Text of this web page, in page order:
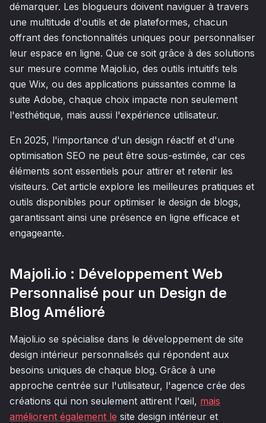
démarquer. Les blogueurs doivent naviguer à travers
une multitude d'outils et de plateformes, chacun
offrant des fonctionnalités uniques pour personnaliser
leur espace en ligne. Que ce soit grâce à des solutions
sur mesure comme Majoli.io, des outils intuitifs tels
que Wix, ou des applications puissantes comme la
suite Adobe, chaque choix impacte non seulement
l'esthétique, mais aussi l'expérience utilisateur.
En 2025, l'importance d'un design réactif et d'une
optimisation SEO ne peut être sous-estimée, car ces
éléments sont essentiels pour attirer et retenir les
visiteurs. Cet article explore les meilleures pratiques et
outils disponibles pour optimiser le design de blogs,
garantissant ainsi une présence en ligne efficace et
engageante.
Majoli.io : Développement Web
Personnalisé pour un Design de
Blog Amélioré
Majoli.io se spécialise dans le développement de site
design intérieur personnalisés qui répondent aux
besoins uniques de chaque blog. Grâce à une
approche centrée sur l'utilisateur, l'agence crée des
créations qui non seulement attirent l'œil, mais
améliorent également le site design intérieur et